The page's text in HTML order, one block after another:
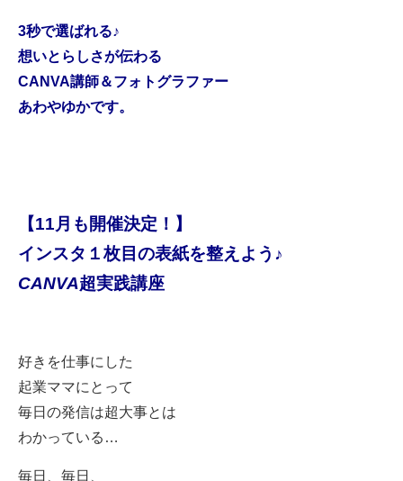
3秒で選ばれる♪
想いとらしさが伝わる
CANVA講師＆フォトグラファー
あわやゆかです。
【11月も開催決定！ 】
インスタ１枚目の表紙を整えよう ♪
CANVA超実践講座
好きを仕事にした
起業ママにとって
毎日の発信は超大事とは
わかっている …
毎日、毎日、